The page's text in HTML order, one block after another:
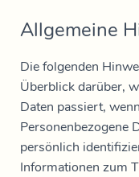
Allgemeine
Die folgenden
Überblick darüber,
Daten passiert,
Personenbezogene
persönlich
Informationen zum